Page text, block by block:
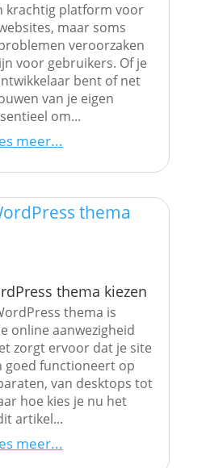
krachtig platform voor
maar soms
veroorzaken
voor gebruikers. Of je
bent of net
van je eigen
om...
meer...
thema kiezen
thema is
online aanwezigheid
zorgt ervoor dat je site
goed functioneert op
van desktops tot
hoe kies je nu het
artikel...
meer...